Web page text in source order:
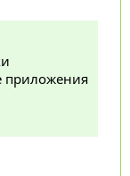
приложения